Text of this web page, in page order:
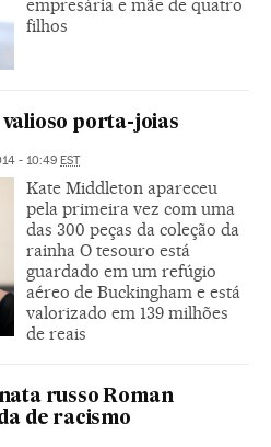
empresária e mãe de quatro
filhos
porta-joias
- 10:49 EST
Kate Middleton apareceu
pela primeira vez com uma
das 300 peças da coleção da
rainha O tesouro está
guardado em um refúgio
aéreo de Buckingham e está
valorizado em 139 milhões
de reais
russo Roman
de racismo